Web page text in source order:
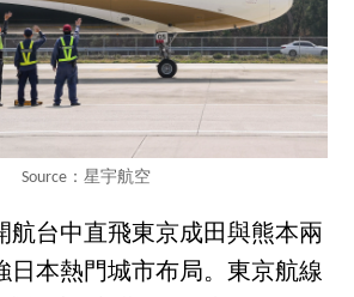
Source：星宇航空
航台中直飛東京成田與熊本兩
日本熱門城市布局。東京航線